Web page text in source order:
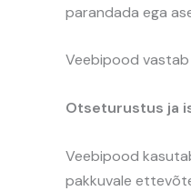
parandada ega
Veebipood vastab
Otseturustus ja
Veebipood
pakkuvale